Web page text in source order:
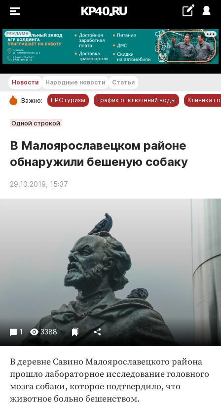
РЕКЛАМА
+22...+23 °С
РУБРИКИ
Новости компаний
Статьи
Народные новости
Авто и транспорт
Недвижимость и ЖКХ
Образование
Общество
Праздники
Происшествия
Спорт
Экономика и бизнес
ПРОЕКТЫ
Блоги
Новости Народные новости Статьи
Важно: ПРОтуризм График отключений воды Клиника
Одной строкой
В Малоярославецком районе
обнаружили бешеную собаку
29.10.2019, 15:37
1 3388
В деревне Савино Малоярославецкого района
прошло лабораторное исследование головного
мозга собаки, которое подтвердило, что
животное больно бешенством.